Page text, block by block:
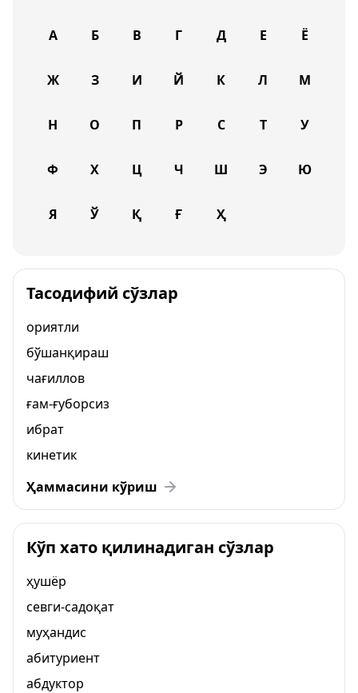
А Б В Г Д Е Ё
Ж З И Й К Л М
Н О П Р С Т У
Ф Х Ц Ч Ш Э Ю
Я Ў Қ Ғ Ҳ
Тасодифий сўзлар
ориятли
бўшанқираш
чағиллов
ғам-ғуборсиз
ибрат
кинетик
Ҳаммасини кўриш
Кўп хато қилинадиган сўзлар
ҳушёр
севги-садоқат
муҳандис
абитуриент
абдуктор